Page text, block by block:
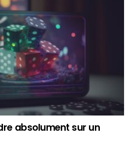
absolument sur un